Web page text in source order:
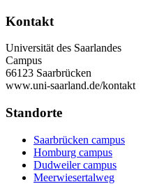
Kontakt
Universität des Saarlandes
Campus
66123 Saarbrücken
www.uni-saarland.de/kontakt
Standorte
Saarbrücken campus
Homburg campus
Dudweiler campus
Meerwiesertalweg